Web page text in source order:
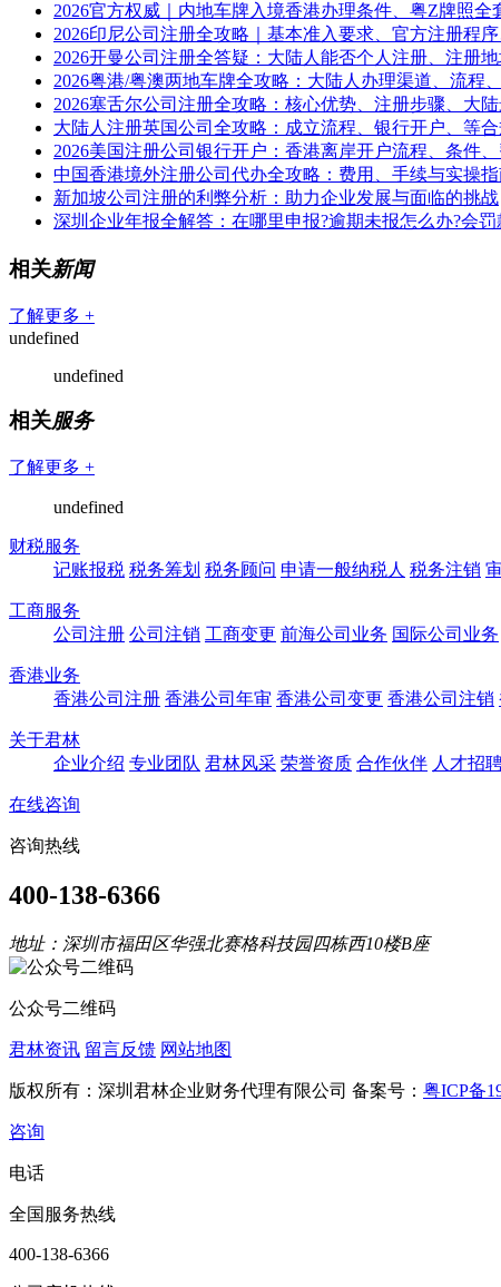
2026官方权威｜内地车牌入境香港办理条件、粤Z牌照全
2026印尼公司注册全攻略｜基本准入要求、官方注册程
2026开曼公司注册全答疑：大陆人能否个人注册、注册
2026粤港/粤澳两地车牌全攻略：大陆人办理渠道、流程
2026塞舌尔公司注册全攻略：核心优势、注册步骤、大
大陆人注册英国公司全攻略：成立流程、银行开户、等
2026美国注册公司银行开户：香港离岸开户流程、条件
中国香港境外注册公司代办全攻略：费用、手续与实操
新加坡公司注册的利弊分析：助力企业发展与面临的挑战
深圳企业年报全解答：在哪里申报?逾期未报怎么办?会罚
相关新闻
了解更多 +
undefined
undefined
相关服务
了解更多 +
undefined
财税服务
记账报税 税务筹划 税务顾问 申请一般纳税人 税务注销
工商服务
公司注册 公司注销 工商变更 前海公司业务 国际公司业务
香港业务
香港公司注册 香港公司年审 香港公司变更 香港公司注销
关于君林
企业介绍 专业团队 君林风采 荣誉资质 合作伙伴 人才招
在线咨询
咨询热线
400-138-6366
地址：深圳市福田区华强北赛格科技园四栋西10楼B座
公众号二维码
君林资讯 留言反馈 网站地图
版权所有：深圳君林企业财务代理有限公司 备案号： 粤ICP备
咨询
电话
全国服务热线
400-138-6366